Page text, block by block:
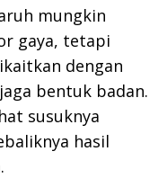
mungkin
gaya, tetapi
dengan
bentuk badan.
susuknya
hasil